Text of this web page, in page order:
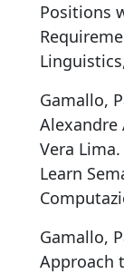
Positions
Gamallo,
Alexandre
Vera Lima.
Learn
Gamallo,
Approach